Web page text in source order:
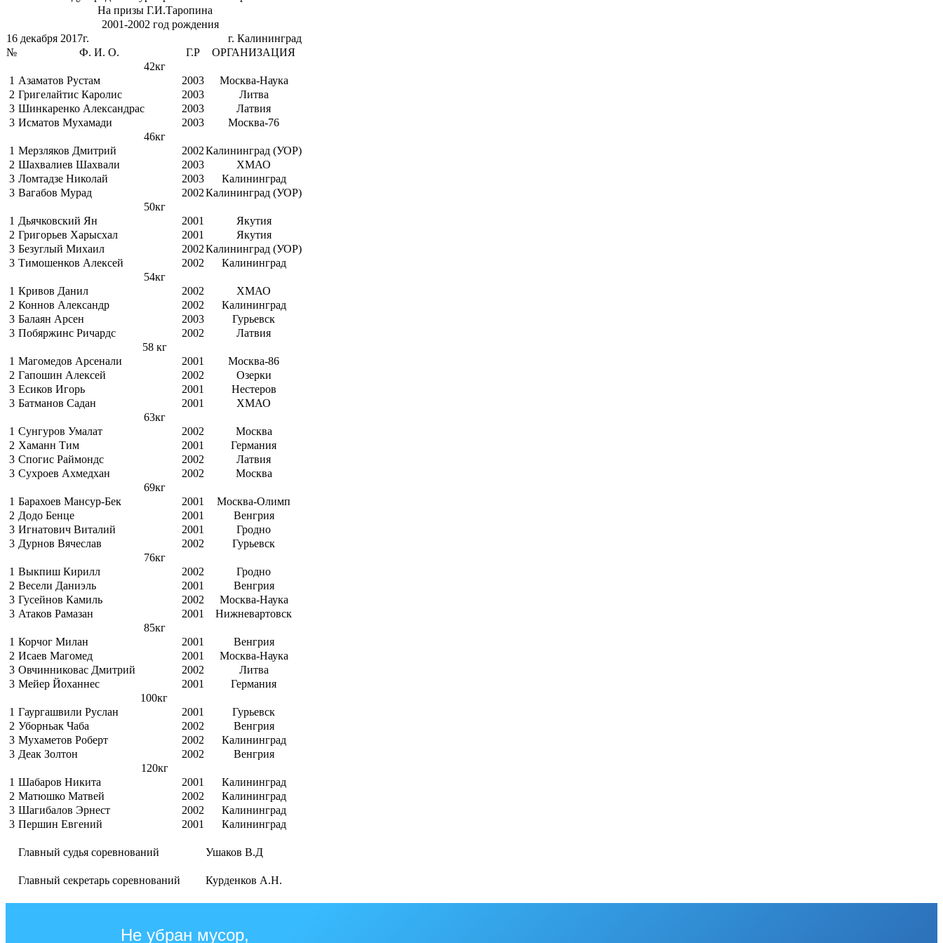
На призы Г.И.Таропина
2001-2002 год рождения
16 декабря 2017г.
г. Калининград
№
Ф. И. О. Г.Р
ОРГАНИЗАЦИЯ
42кг
1 Азаматов Рустам 2003
Москва-Наука
2 Григелайтис Каролис 2003
Литва
3 Шинкаренко Александрас 2003
Латвия
3 Исматов Мухамади 2003
Москва-76
46кг
1 Мерзляков Дмитрий 2002Калининград (УОР)
2 Шахвалиев Шахвали 2003
ХМАО
3 Ломтадзе Николай 2003
Калининград
3 Вагабов Мурад 2002Калининград (УОР)
50кг
1 Дьячковский Ян 2001
Якутия
2 Григорьев Харысхал 2001
Якутия
3 Безуглый Михаил 2002Калининград (УОР)
3 Тимошенков Алексей 2002
Калининград
54кг
1 Кривов Данил 2002
ХМАО
2 Коннов Александр 2002
Калининград
3 Балаян Арсен 2003
Гурьевск
3 Побяржинс Ричардс 2002
Латвия
58 кг
1 Магомедов Арсенали 2001
Москва-86
2 Гапошин Алексей 2002
Озерки
3 Есиков Игорь 2001
Нестеров
3 Батманов Садан 2001
ХМАО
63кг
1 Сунгуров Умалат 2002
Москва
2 Хаманн Тим 2001
Германия
3 Спогис Раймондс 2002
Латвия
3 Сухроев Ахмедхан 2002
Москва
69кг
1 Барахоев Мансур-Бек 2001
Москва-Олимп
2 Додо Бенце 2001
Венгрия
3 Игнатович Виталий 2001
Гродно
3 Дурнов Вячеслав 2002
Гурьевск
76кг
1 Выкпиш Кирилл 2002
Гродно
2 Весели Даниэль 2001
Венгрия
3 Гусейнов Камиль 2002
Москва-Наука
3 Атаков Рамазан 2001
Нижневартовск
85кг
1 Корчог Милан 2001
Венгрия
2 Исаев Магомед 2001
Москва-Наука
3 Овчинниковас Дмитрий 2002
Литва
3 Мейер Йоханнес 2001
Германия
100кг
1 Гаургашвили Руслан 2001
Гурьевск
2 Уборньак Чаба 2002
Венгрия
3 Мухаметов Роберт 2002
Калининград
3 Деак Золтон 2002
Венгрия
120кг
1 Шабаров Никита 2001
Калининград
2 Матюшко Матвей 2002
Калининград
3 Шагибалов Эрнест 2002
Калининград
3 Першин Евгений 2001 Калининград
Главный судья соревнований Ушаков В.Д
Главный секретарь соревнований Курденков А.Н.
Не убран мусор,